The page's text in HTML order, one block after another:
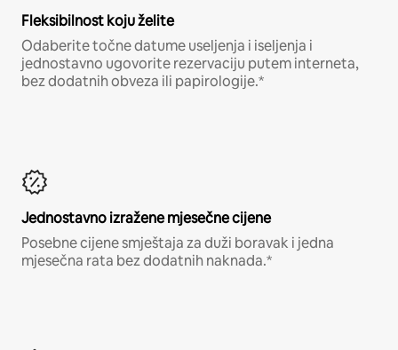
Fleksibilnost koju želite
Odaberite točne datume useljenja i iseljenja i
jednostavno ugovorite rezervaciju putem interneta,
bez dodatnih obveza ili papirologije.*
Jednostavno izražene mjesečne cijene
Posebne cijene smještaja za duži boravak i jedna
mjesečna rata bez dodatnih naknada.*